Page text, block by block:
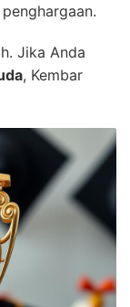
Jika Anda
, Kembar